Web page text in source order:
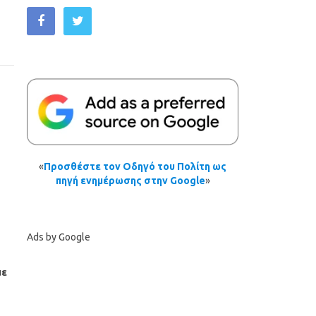
«Προσθέστε τον Οδηγό του Πολίτη ως
πηγή ενημέρωσης στην Google»
Ads by Google